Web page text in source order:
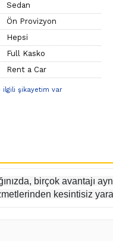
Sedan
Ön Provizyon
Hepsi
Full Kasko
Rent a Car
ilgili şikayetim var
birçok avantajı
kesintisiz